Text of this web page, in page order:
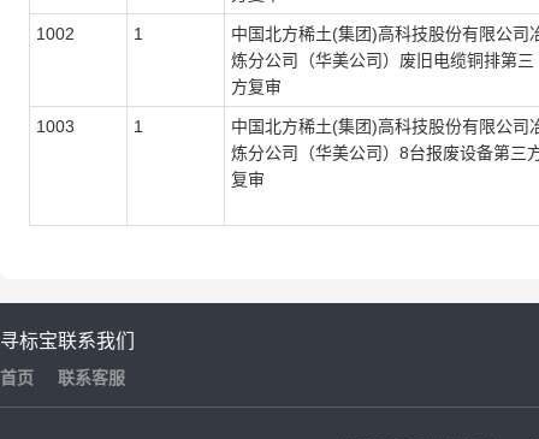
1002 1
中国北方稀土(集团)高科技股份有限公司
炼分公司（华美公司）废旧电缆铜排第三
方复审
1003 1
中国北方稀土(集团)高科技股份有限公司
炼分公司（华美公司）8台报废设备第三
复审
寻标宝
首页
联系我们
联系客服